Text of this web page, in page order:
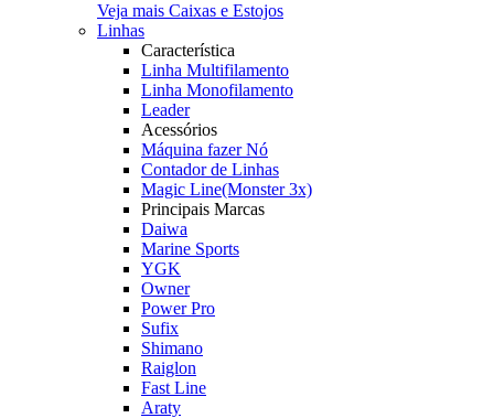
Veja mais Caixas e Estojos
Linhas
Característica
Linha Multifilamento
Linha Monofilamento
Leader
Acessórios
Máquina fazer Nó
Contador de Linhas
Magic Line(Monster 3x)
Principais Marcas
Daiwa
Marine Sports
YGK
Owner
Power Pro
Sufix
Shimano
Raiglon
Fast Line
Araty